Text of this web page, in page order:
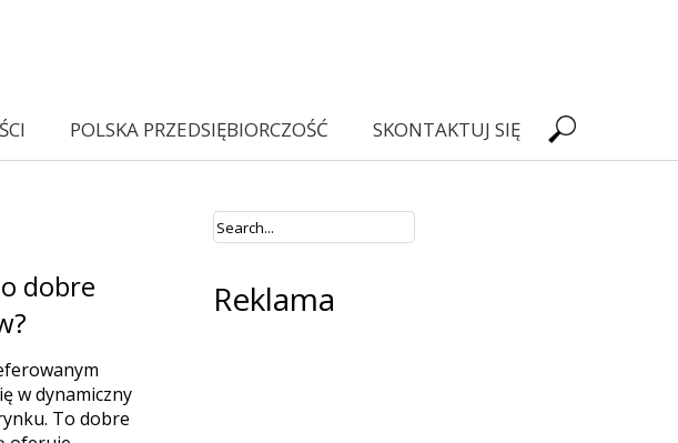
POLSKA PRZEDSIĘBIORCZOŚĆ SKONTAKTUJ SIĘ
Reklama
dobre
w dynamiczny
To dobre